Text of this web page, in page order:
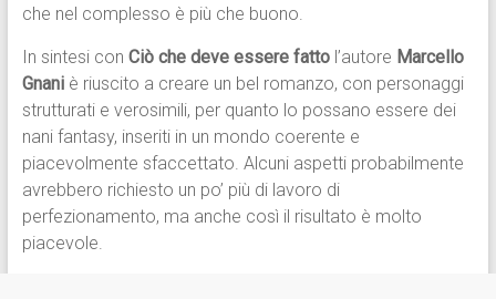
che nel complesso è più che buono.
In sintesi con Ciò che deve essere fattol’autore Marcello
Gnaniè riuscito a creare un bel romanzo, con personaggi
strutturati e verosimili, per quanto lo possano essere dei
nani fantasy, inseriti in un mondo coerente e
piacevolmente sfaccettato. Alcuni aspetti probabilmente
avrebbero richiesto un po’ più di lavoro di
perfezionamento, ma anche così il risultato è molto
piacevole.